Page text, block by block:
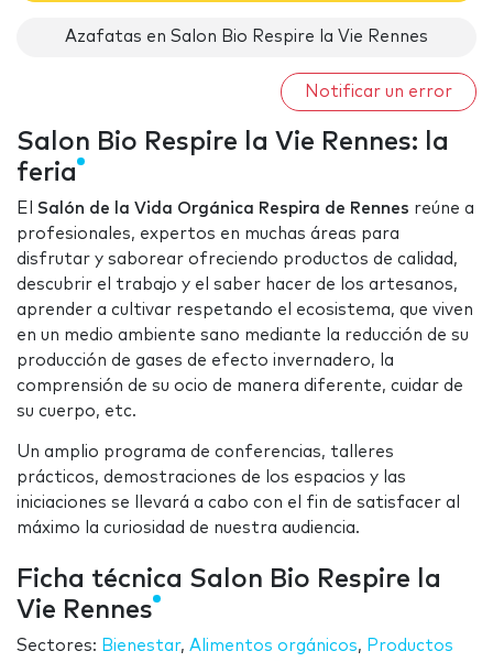
Azafatas en Salon Bio Respire la Vie Rennes
Notificar un error
Salon Bio Respire la Vie Rennes: la
feria
El Salón de la Vida Orgánica Respira de Rennes reúne a
profesionales, expertos en muchas áreas para
disfrutar y saborear ofreciendo productos de calidad,
descubrir el trabajo y el saber hacer de los artesanos,
aprender a cultivar respetando el ecosistema, que viven
en un medio ambiente sano mediante la reducción de su
producción de gases de efecto invernadero, la
comprensión de su ocio de manera diferente, cuidar de
su cuerpo, etc.
Un amplio programa de conferencias, talleres
prácticos, demostraciones de los espacios y las
iniciaciones se llevará a cabo con el fin de satisfacer al
máximo la curiosidad de nuestra audiencia.
Ficha técnica Salon Bio Respire la
Vie Rennes
Sectores: Bienestar, Alimentos orgánicos, Productos